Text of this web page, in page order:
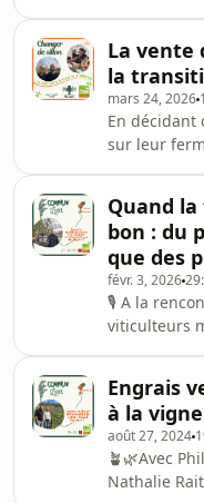
système de
ses doutes
trouver des
transition
de
ausha.co/
pour plus
La vente
la
mars 24, 2026
En décidant
sur leur
modes de
bovins
les étapes
de durabilité
par Ausha.
de-
Quand
bon : du
que des
févr. 3, 2026
🎙️ A la
viticulteurs
vers les
adapter
aux purins
vise à
Engrais
à la
août 27, 2024
🪴🌿Avec
Nathalie